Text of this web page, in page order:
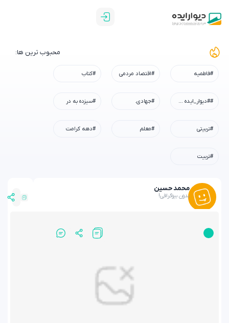
محبوب ترین ها:
#فاطمیه #اقتصاد مردمی #کتاب
##دیوار_ایده #رسم_میزبانی #شهادت_امام_رضا #همه_خادم_الرضاییم #جهادی. #سیزده به در
#تربیتی #معلم #دهه کرامت
#تربیت
محمد حسین
بدون بیوگرافی!